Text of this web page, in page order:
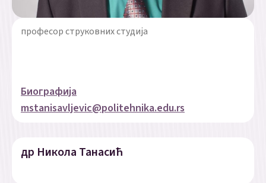
професор струковних студија
Биографија
mstanisavljevic@politehnika.edu.rs
др Никола Танасић